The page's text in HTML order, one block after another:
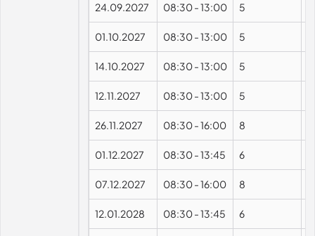
24.09.2027 08:30-13:00 5
01.10.2027 08:30-13:00 5
14.10.2027 08:30-13:00 5
12.11.2027 08:30-13:00 5
26.11.2027 08:30-16:00 8
01.12.2027 08:30-13:45 6
07.12.2027 08:30-16:00 8
12.01.2028 08:30-13:45 6